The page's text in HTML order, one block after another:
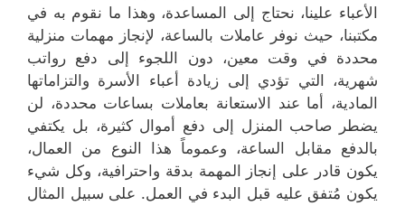
الأعباء علينا، نحتاج إلى المساعدة، وهذا ما نقوم به في
مكتبنا، حيث نوفر عاملات بالساعة، لإنجاز مهمات منزلية
محددة في وقت معين، دون اللجوء إلى دفع رواتب
شهرية، التي تؤدي إلى زيادة أعباء الأسرة والتزاماتها
المادية، أما عند الاستعانة بعاملات بساعات محددة، لن
يضطر صاحب المنزل إلى دفع أموال كثيرة، بل يكتفي
بالدفع مقابل الساعة، وعموماً هذا النوع من العمال،
يكون قادر على إنجاز المهمة بدقة واحترافية، وكل شيء
يكون مُتفق عليه قبل البدء في العمل. على سبيل المثال